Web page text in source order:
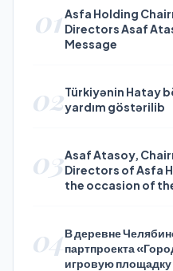
01Asfa Holding
Directors Asaf
Message
02Türkiyənin Hatay
yardım göstərilib
03Asaf Atasoy,
Directors of Asfa
the occasion of
04В деревне
партпроекта
игровую площадку